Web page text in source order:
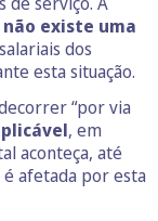
não existe uma
dos
esta situação.
“por via
, em
aconteça, até
afetada por esta